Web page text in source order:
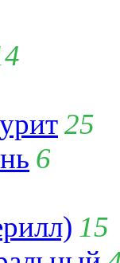
25
6
15